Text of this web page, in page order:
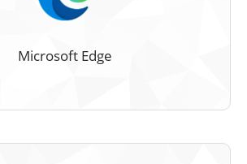
Microsoft Edge